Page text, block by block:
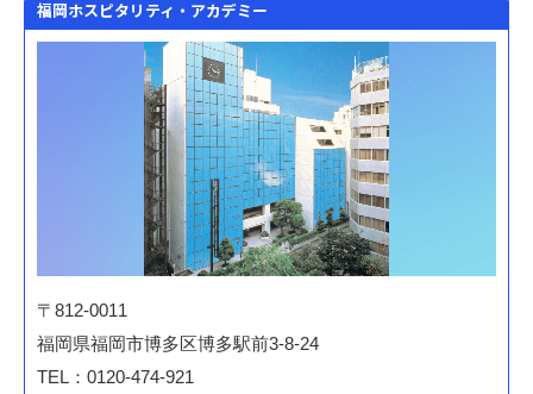
福岡ホスピタリティ・アカデミー
〒812-0011
福岡県福岡市博多区博多駅前3-8-24
TEL：0120-474-921